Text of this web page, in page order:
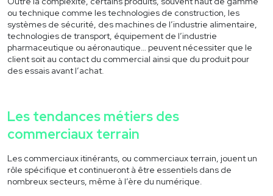
ou technique comme les technologies de construction, les
systèmes de sécurité, des machines de l’industrie alimentaire,
technologies de transport, équipement de l’industrie
pharmaceutique ou aéronautique… peuvent nécessiter que le
client soit au contact du commercial ainsi que du produit pour
des essais avant l’achat.
Les tendances métiers des
commerciaux terrain
Les commerciaux itinérants, ou commerciaux terrain, jouent un
rôle spécifique et continueront à être essentiels dans de
nombreux secteurs, même à l’ère du numérique.